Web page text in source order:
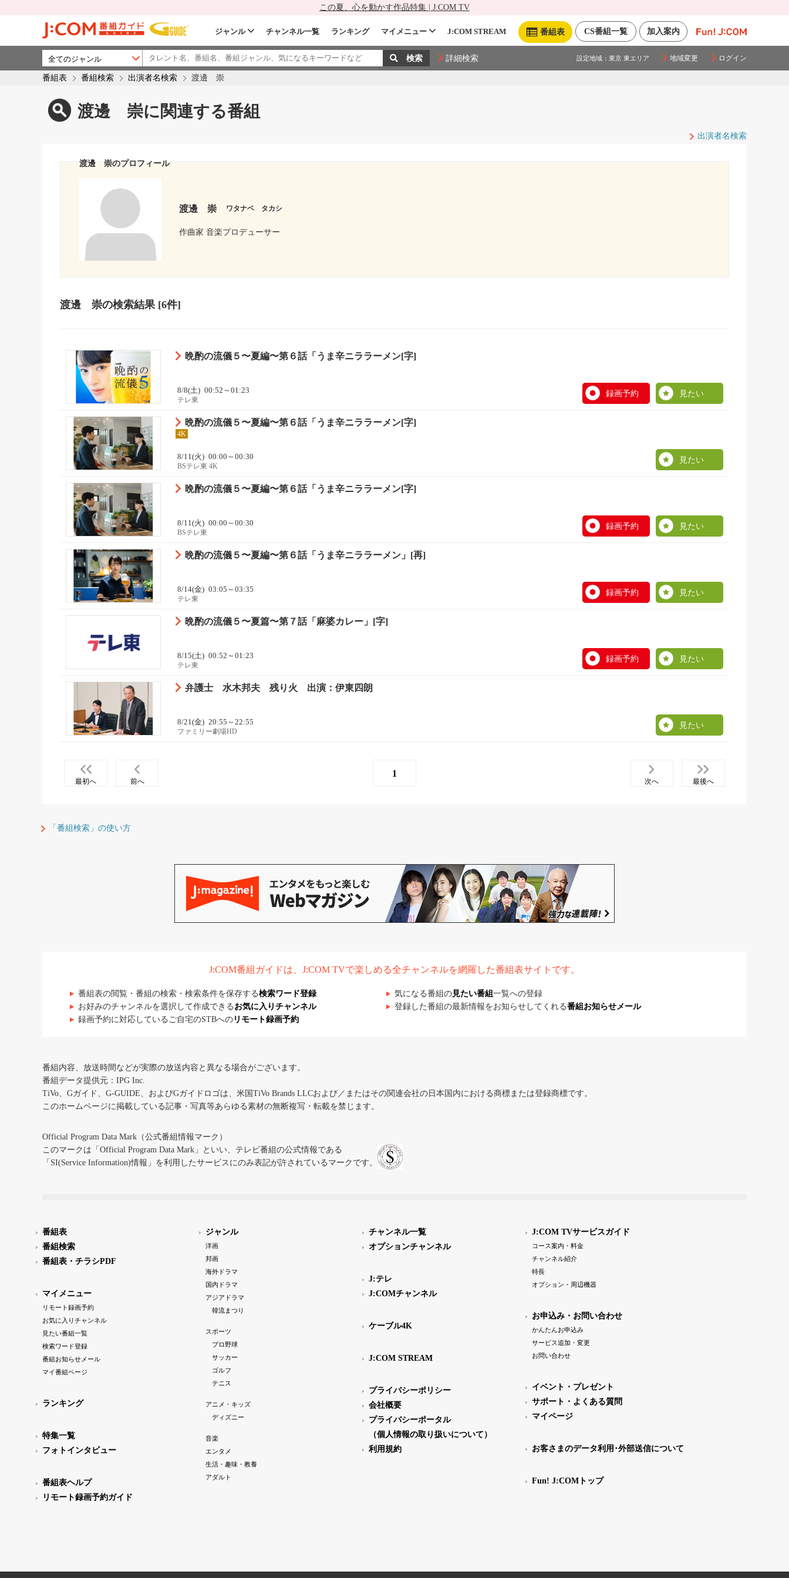
この夏、心を動かす作品特集 | J:COM TV
加入案内
CS番組一覧
番組表
ジャンル チャンネル一覧 ランキング マイメニュー J:COM STREAM
詳細検索 設定地域： 東京 東エリア 地域変更 ログイン
番組表 番組検索 出演者名検索 渡邊 崇
渡邊 崇に関連する番組
出演者名検索
渡邊 崇のプロフィール
渡邊 崇 ワタナベ タカシ
作曲家 音楽プロデューサー
渡邊 崇の検索結果[6件]
晩酌の流儀５〜夏編〜第６話「うま辛ニララーメン[字]
8/8(土) 00:52～01:23
テレ東
録画予約 見たい
晩酌の流儀５〜夏編〜第６話「うま辛ニララーメン[字]
4K
8/11(火) 00:00～00:30
BSテレ東 4K
見たい
晩酌の流儀５〜夏編〜第６話「うま辛ニララーメン[字]
8/11(火) 00:00～00:30
BSテレ東
録画予約 見たい
晩酌の流儀５〜夏編〜第６話「うま辛ニララーメン」[再]
8/14(金) 03:05～03:35
テレ東
録画予約 見たい
晩酌の流儀５〜夏篇〜第７話「麻婆カレー」[字]
8/15(土) 00:52～01:23
テレ東
録画予約 見たい
弁護士 水木邦夫 残り火 出演：伊東四朗
8/21(金) 20:55～22:55
ファミリー劇場HD
見たい
最初へ 前へ
1
次へ 最後へ
「番組検索」の使い方
J:COM番組ガイドは、J:COM TVで楽しめる全チャンネルを網羅した番組表サイトです。
番組表の閲覧・番組の検索・検索条件を保存する検索ワード登録 気になる番組の見たい番組 一覧への登録
お好みのチャンネルを選択して作成できる お気に入りチャンネル 登録した番組の最新情報をお知らせしてくれる番組お知らせメール
録画予約に対応しているご自宅のSTBへの リモート録画予約
番組内容、放送時間などが実際の放送内容と異なる場合がございます。
番組データ提供元：IPG Inc.
TiVo、Gガイド、G-GUIDE、およびGガイドロゴは、米国TiVo Brands LLCおよび／またはその関連会社の日本国内における商標または登録商標です。
このホームページに掲載している記事・写真等あらゆる素材の無断複写・転載を禁じます。
Official Program Data Mark（公式番組情報マーク）
このマークは「Official Program Data Mark」といい、テレビ番組の公式情報である
「SI(Service Information)情報」を利用したサービスにのみ表記が許されているマークです。
番組表
番組検索
番組表・チラシPDF
マイメニュー
リモート録画予約
お気に入りチャンネル
見たい番組一覧
検索ワード登録
番組お知らせメール
マイ番組ページ
ランキング
特集一覧
フォトインタビュー
番組表ヘルプ
リモート録画予約ガイド
ジャンル
洋画
邦画
海外ドラマ
国内ドラマ
アジアドラマ
韓流まつり
スポーツ
プロ野球
サッカー
ゴルフ
テニス
アニメ・キッズ
ディズニー
音楽
エンタメ
生活・趣味・教養
アダルト
チャンネル一覧
オプションチャンネル
J:テレ
J:COMチャンネル
ケーブル4K
J:COM STREAM
プライバシーポリシー
会社概要
プライバシーポータル
（個人情報の取り扱いについて）
利用規約
J:COM TVサービスガイド
コース案内・料金
チャンネル紹介
特長
オプション・周辺機器
お申込み・お問い合わせ
かんたんお申込み
サービス追加・変更
お問い合わせ
イベント・プレゼント
サポート・よくある質問
マイページ
お客さまのデータ利用･外部送信について
Fun! J:COMトップ